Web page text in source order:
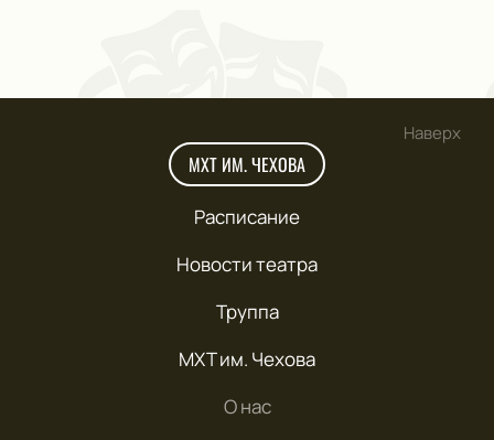
Наверх
МХТ ИМ. ЧЕХОВА
Расписание
Новости театра
Труппа
МХТ им. Чехова
О нас